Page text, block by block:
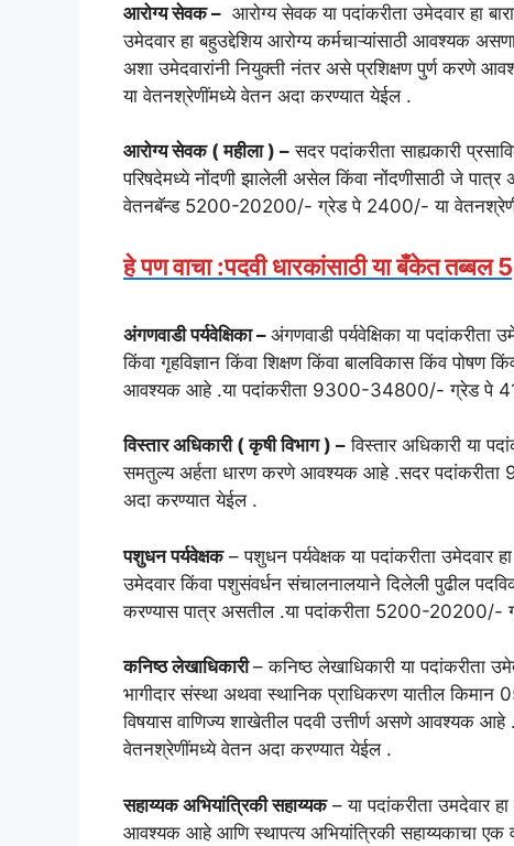
आरोग्य सेवक – आरोग्य सेवक या पदांकरीता उमेदवार हा
उमेदवार हा बहुउद्देशिय आरोग्य कर्मचाऱ्यांसाठी आवश्यक
अशा उमेदवारांनी नियुक्ती नंतर असे प्रशिक्षण पुर्ण
या वेतनश्रेणींमध्ये वेतन अदा करण्यात येईल .
आरोग्य सेवक ( महीला ) – सदर पदांकरीता साह्यकारी
परिषदेमध्ये नोंदणी झालेली असेल किंवा नोंदणीसाठी जे
वेतनबॅन्ड 5200-20200/- ग्रेड पे 2400/- या
हे पण वाचा :पदवी धारकांसाठी या बँकेत
अंगणवाडी पर्यवेक्षिका – अंगणवाडी पर्यवेक्षिका या पदांकरीता
किंवा गृहविज्ञान किंवा शिक्षण किंवा बालविकास किंव पोषण
आवश्यक आहे .या पदांकरीता 9300-34800/- ग्रेड पे
विस्तार अधिकारी ( कृषी विभाग ) – विस्तार अधिकारी या
समतुल्य अर्हता धारण करणे आवश्यक आहे .सदर
अदा करण्यात येईल .
पशुधन पर्यवेक्षक– पशुधन पर्यवेक्षक या पदांकरीता उमेदवार हा
उमेदवार किंवा पशुसंवर्धन संचालनालयाने दिलेली पुढील
करण्यास पात्र असतील .या पदांकरीता 5200-
कनिष्ठ लेखाधिकारी– कनिष्ठ लेखाधिकारी या पदांकरीता
भागीदार संस्था अथवा स्थानिक प्राधिकरण यातील
विषयास वाणिज्य शाखेतील पदवी उत्तीर्ण असणे
वेतनश्रेणींमध्ये वेतन अदा करण्यात येईल .
सहाय्यक अभियांत्रिकी सहाय्यक– या पदांकरीता उमदेवार
आवश्यक आहे आणि स्थापत्य अभियांत्रिकी सहाय्यकाचा एक